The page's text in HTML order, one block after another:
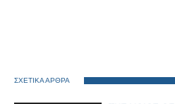
ΣΧΕΤΙΚΑ ΑΡΘΡΑ